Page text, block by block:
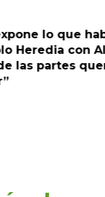
Mario Hart
problema
separarse